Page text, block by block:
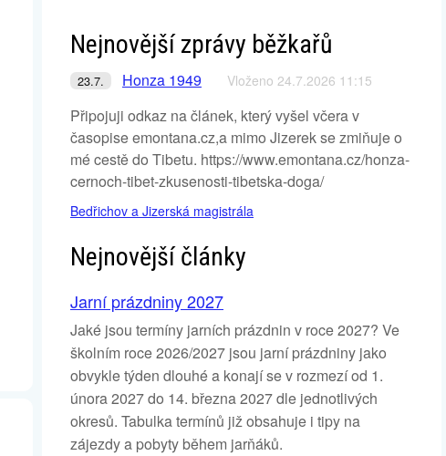
Nejnovější zprávy běžkařů
23.7. Honza 1949 Vloženo 24.7.2026 11:15
Připojuji odkaz na článek, který vyšel včera v
časopise emontana.cz,a mimo Jizerek se zmiňuje o
mé cestě do Tibetu. https://www.emontana.cz/honza-
cernoch-tibet-zkusenosti-tibetska-doga/
Bedřichov a Jizerská magistrála
Nejnovější články
Jarní prázdniny 2027
Jaké jsou termíny jarních prázdnin v roce 2027? Ve
školním roce 2026/2027 jsou jarní prázdniny jako
obvykle týden dlouhé a konají se v rozmezí od 1.
února 2027 do 14. března 2027 dle jednotlivých
okresů. Tabulka termínů již obsahuje i tipy na
zájezdy a pobyty během jarňáků.